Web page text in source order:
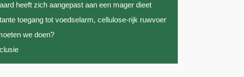
heeft zich aangepast aan een mager dieet
toegang tot voedselarm, cellulose-rijk ruwvoer
we doen?